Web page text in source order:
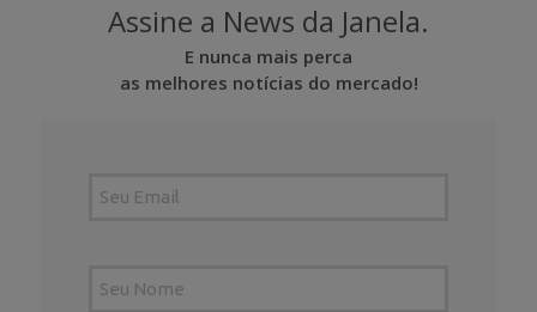
Assine a News da Janela.
E nunca mais perca
as melhores notícias do mercado!